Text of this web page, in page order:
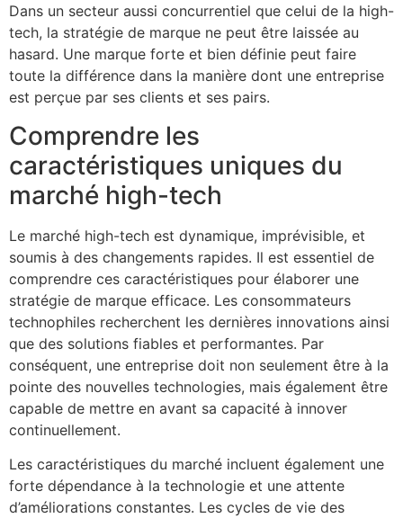
Dans un secteur aussi concurrentiel que celui de la high-
tech, la stratégie de marque ne peut être laissée au
hasard. Une marque forte et bien définie peut faire
toute la différence dans la manière dont une entreprise
est perçue par ses clients et ses pairs.
Comprendre les
caractéristiques uniques du
marché high-tech
Le marché high-tech est dynamique, imprévisible, et
soumis à des changements rapides. Il est essentiel de
comprendre ces caractéristiques pour élaborer une
stratégie de marque efficace. Les consommateurs
technophiles recherchent les dernières innovations ainsi
que des solutions fiables et performantes. Par
conséquent, une entreprise doit non seulement être à la
pointe des nouvelles technologies, mais également être
capable de mettre en avant sa capacité à innover
continuellement.
Les caractéristiques du marché incluent également une
forte dépendance à la technologie et une attente
d’améliorations constantes. Les cycles de vie des